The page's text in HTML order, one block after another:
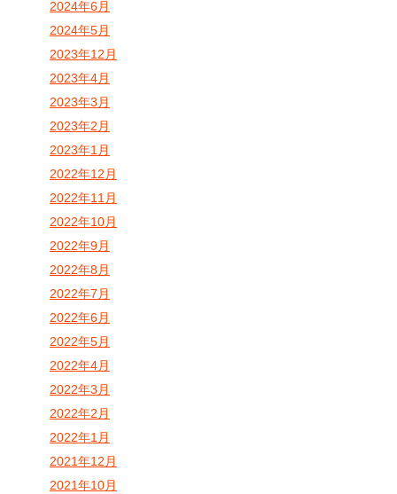
2024年6月
2024年5月
2023年12月
2023年4月
2023年3月
2023年2月
2023年1月
2022年12月
2022年11月
2022年10月
2022年9月
2022年8月
2022年7月
2022年6月
2022年5月
2022年4月
2022年3月
2022年2月
2022年1月
2021年12月
2021年10月